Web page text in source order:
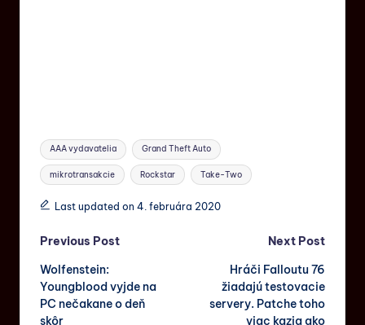
AAA vydavatelia Grand Theft Auto
mikrotransakcie Rockstar Take-Two
Last updated on 4. februára 2020
Previous Post
Wolfenstein:
Youngblood vyjde na
PC nečakane o deň
skôr
Next Post
Hráči Falloutu 76
žiadajú testovacie
servery. Patche toho
viac kazia ako